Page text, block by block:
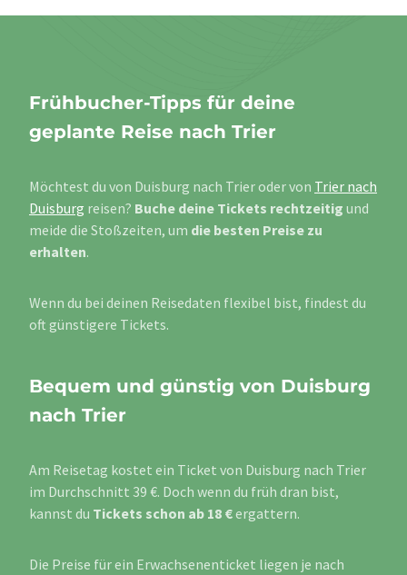
Frühbucher-Tipps für deine
geplante Reise nach Trier
Möchtest du von Duisburg nach Trier oder von Trier nach
Duisburg reisen? Buche deine Tickets rechtzeitig und
meide die Stoßzeiten, um die besten Preise zu
erhalten.
Wenn du bei deinen Reisedaten flexibel bist, findest du
oft günstigere Tickets.
Bequem und günstig von Duisburg
nach Trier
Am Reisetag kostet ein Ticket von Duisburg nach Trier
im Durchschnitt 39 €. Doch wenn du früh dran bist,
kannst du Tickets schon ab 18 €ergattern.
Die Preise für ein Erwachsenenticket liegen je nach